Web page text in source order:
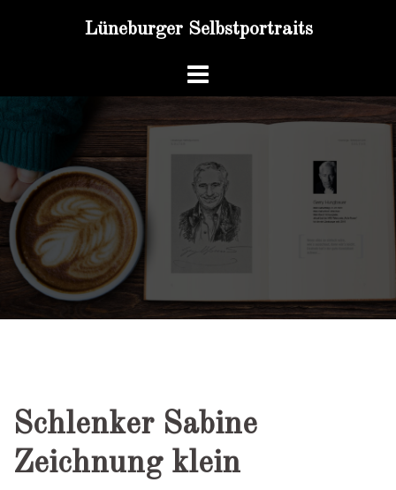
Lüneburger Selbstportraits
Schlenker Sabine
Zeichnung klein